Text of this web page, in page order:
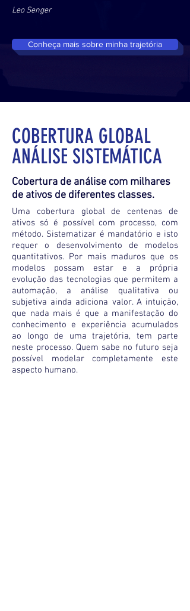
Leo Senger
Conheça mais sobre minha trajetória
COBERTURA GLOBAL
ANÁLISE SISTEMÁTICA
Cobertura de análise com milhares
de ativos de diferentes classes.
Uma cobertura global de centenas de
ativos só é possível com processo, com
método. Sistematizar é mandatório e isto
requer o desenvolvimento de modelos
quantitativos. Por mais maduros que os
modelos possam estar e a própria
evolução das tecnologias que permitem a
automação, a análise qualitativa ou
subjetiva ainda adiciona valor. A intuição,
que nada mais é que a manifestação do
conhecimento e experiência acumulados
ao longo de uma trajetória, tem parte
neste processo. Quem sabe no futuro seja
possível modelar completamente este
aspecto humano.